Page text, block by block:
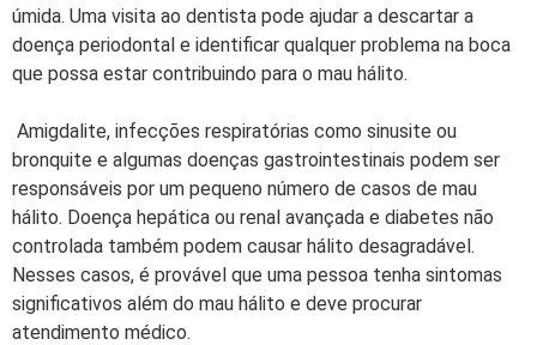
úmida. Uma visita ao dentista pode ajudar a descartar a
doença periodontal e identificar qualquer problema na boca
que possa estar contribuindo para o mau hálito.
Amigdalite, infecções respiratórias como sinusite ou
bronquite e algumas doenças gastrointestinais podem ser
responsáveis por um pequeno número de casos de mau
hálito. Doença hepática ou renal avançada e diabetes não
controlada também podem causar hálito desagradável.
Nesses casos, é provável que uma pessoa tenha sintomas
significativos além do mau hálito e deve procurar
atendimento médico.